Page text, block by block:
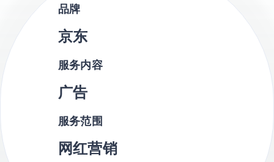
品牌
京东
服务内容
广告
服务范围
网红营销